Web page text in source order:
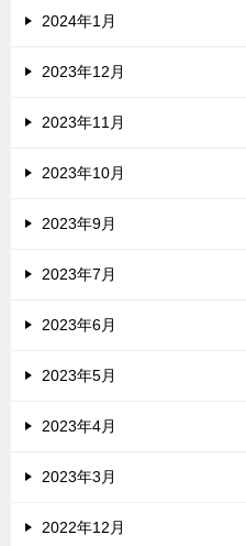
2024年1月
2023年12月
2023年11月
2023年10月
2023年9月
2023年7月
2023年6月
2023年5月
2023年4月
2023年3月
2022年12月